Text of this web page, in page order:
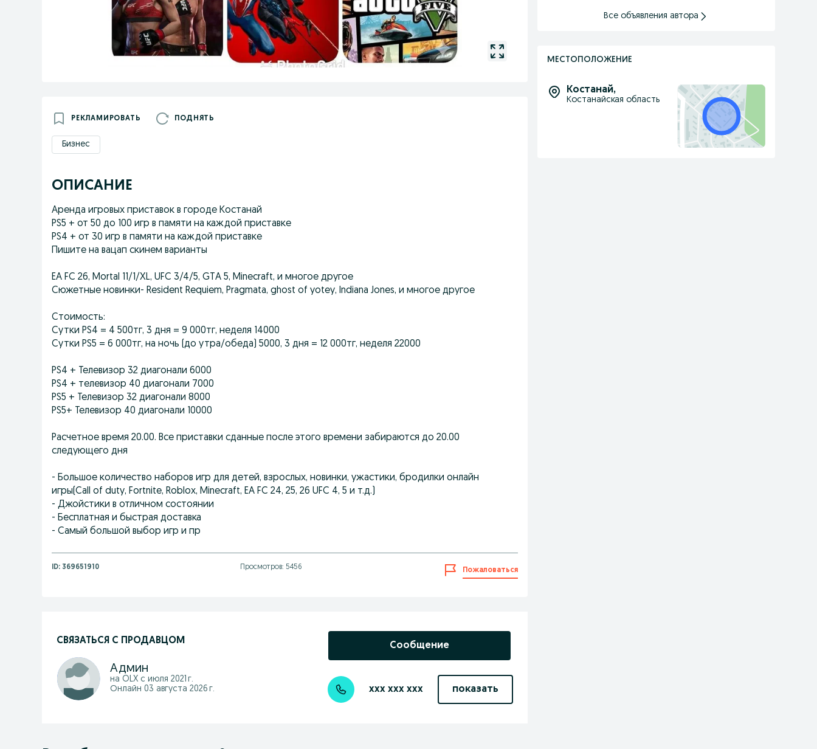
РЕКЛАМИРОВАТЬ ПОДНЯТЬ
Бизнес
ОПИСАНИЕ
Аренда игровых приставок в городе Костанай
PS5 + от 50 до 100 игр в памяти на каждой приставке
PS4 + от 30 игр в памяти на каждой приставке
Пишите на вацап скинем варианты
EA FC 26, Mortal 11/1/XL, UFC 3/4/5, GTA 5, Minecraft, и многое другое
Сюжетные новинки- Resident Requiem, Pragmata, ghost of yotey, Indiana Jones, и многое другое
Стоимость:
Сутки PS4 = 4 500тг, 3 дня = 9 000тг, неделя 14000
Сутки PS5 = 6 000тг, на ночь (до утра/обеда) 5000, 3 дня = 12 000тг, неделя 22000
PS4 + Телевизор 32 диагонали 6000
PS4 + телевизор 40 диагонали 7000
PS5 + Телевизор 32 диагонали 8000
PS5+ Телевизор 40 диагонали 10000
Расчетное время 20.00. Все приставки сданные после этого времени забираются до 20.00
следующего дня
- Большое количество наборов игр для детей, взрослых, новинки, ужастики, бродилки онлайн
игры(Call of duty, Fortnite, Roblox, Minecraft, EA FC 24, 25, 26 UFC 4, 5 и т.д.)
- Джойстики в отличном состоянии
- Бесплатная и быстрая доставка
- Самый большой выбор игр и пр
ID: 369651910 Просмотров: 5456 Пожаловаться
СВЯЗАТЬСЯ С ПРОДАВЦОМ
Админ
на OLX с июля 2021 г.
Онлайн 03 августа 2026 г.
Сообщение
xxx xxx xxx показать
Все объявления автора
МЕСТОПОЛОЖЕНИЕ
Костанай,
Костанайская область